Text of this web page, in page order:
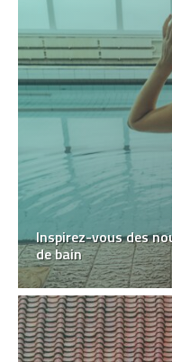
Inspirez-vous des
de bain